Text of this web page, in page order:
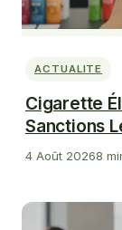
ACTUALITE
Cigarette
Sanctions
4 Août 20268